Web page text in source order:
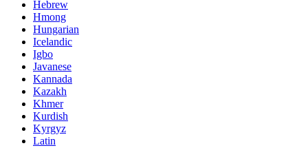
Hebrew
Hmong
Hungarian
Icelandic
Igbo
Javanese
Kannada
Kazakh
Khmer
Kurdish
Kyrgyz
Latin